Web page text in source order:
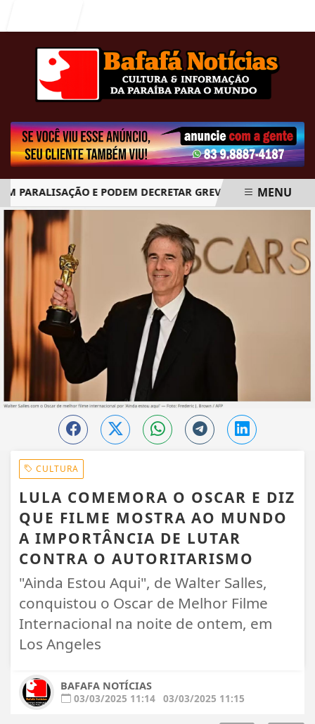
E PODEM DECRETAR GREVE GERAL A PARTIR
EM ALTA
MENU
CULTURA
LULA COMEMORA O OSCAR E DIZ
QUE FILME MOSTRA AO MUNDO
A IMPORTÂNCIA DE LUTAR
CONTRA O AUTORITARISMO
"Ainda Estou Aqui", de Walter Salles,
conquistou o Oscar de Melhor Filme
Internacional na noite de ontem, em
Los Angeles
BAFAFA NOTÍCIAS
03/03/2025 11:14 03/03/2025 11:15